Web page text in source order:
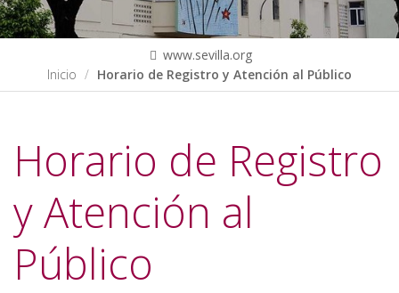
www.sevilla.org
Inicio
Horario de Registro y Atención al Público
Horario de Registro
y Atención al
Público